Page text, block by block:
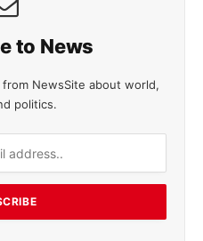
to News
NewsSite about world,
politics.